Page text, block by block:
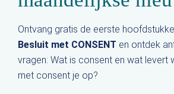
Ontvang gratis de eerste
Besluit met CONSENT en ontdek
vragen: Wat is consent en wat levert
met consent je op?